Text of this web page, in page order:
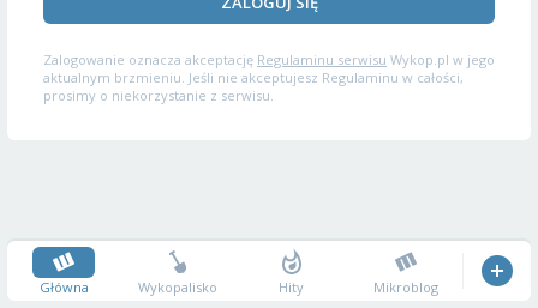
Zalogowanie oznacza akceptację Regulaminu serwisu Wykop.pl w jego
aktualnym brzmieniu. Jeśli nie akceptujesz Regulaminu w całości,
prosimy o niekorzystanie z serwisu.
Główna Wykopalisko Hity Mikroblog